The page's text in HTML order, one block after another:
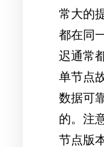
常大的
都在同
迟通常
单节点
数据可
的。注
节点版